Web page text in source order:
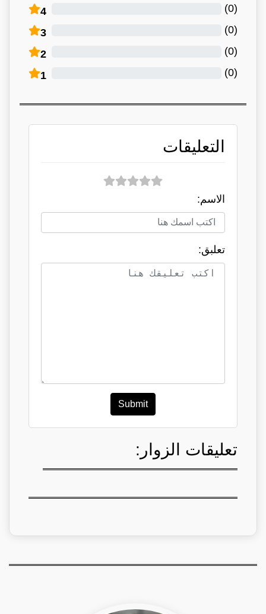
4 (
0
)
3 (
0
)
2 (
0
)
1 (
0
)
التعليقات
الاسم:
تعلبق:
Submit
تعليقات الزوار: